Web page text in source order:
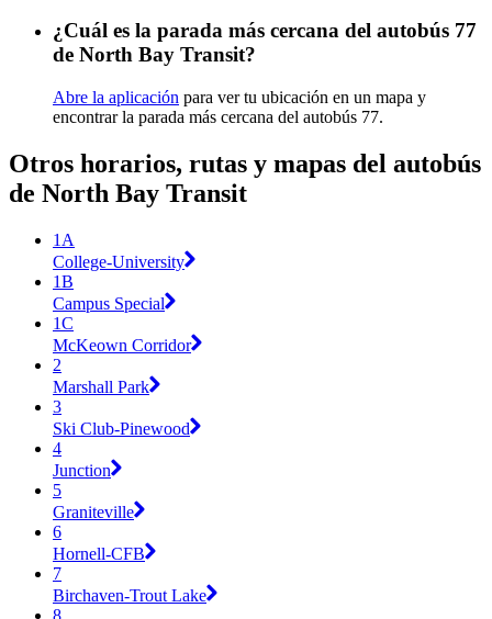
¿Cuál es la parada más cercana del autobús 77
de North Bay Transit?
Abre la aplicación para ver tu ubicación en un mapa y
encontrar la parada más cercana del autobús 77.
Otros horarios, rutas y mapas del autobús
de North Bay Transit
1A
College-University
1B
Campus Special
1C
McKeown Corridor
2
Marshall Park
3
Ski Club-Pinewood
4
Junction
5
Graniteville
6
Hornell-CFB
7
Birchaven-Trout Lake
8